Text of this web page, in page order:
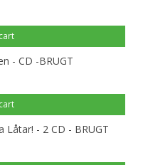
- CD -BRUGT
Låtar! - 2 CD - BRUGT